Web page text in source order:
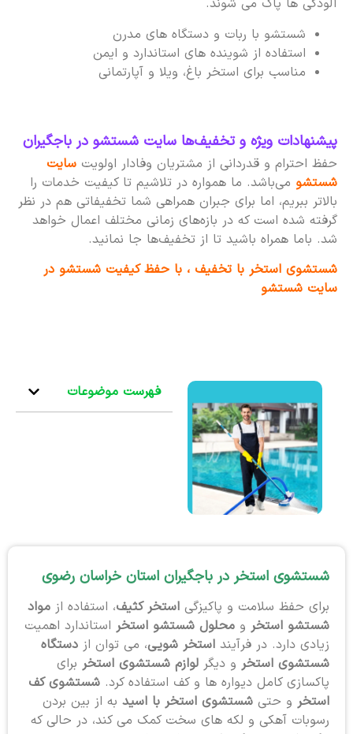
آلودگی ها پاک می شوند.
شستشو با ربات و دستگاه های مدرن
استفاده از شوینده های استاندارد و ایمن
مناسب برای استخر باغ، ویلا و آپارتمانی
پیشنهادات ویژه و تخفیف‌ها سایت شستشو در باجگیران
حفظ احترام و قدردانی از مشتریان وفادار اولویت سایت
شستشومی‌باشد. ما همواره در تلاشیم تا کیفیت خدمات را
بالاتر ببریم، اما برای جبران همراهی شما تخفیفاتی هم در نظر
گرفته شده است که در بازه‌های زمانی مختلف اعمال خواهد
شد. باما همراه باشید تا از تخفیف‌ها جا نمانید.
شستشوی استخر با تخفیف ، با حفظ کیفیت شستشو در
سایت شستشو
فهرست موضوعات
شستشوی استخر در باجگیران استان خراسان رضوی
برای حفظ سلامت و پاکیزگی استخر کثیف، استفاده از مواد
شستشو استخرو محلول شستشو استخراستاندارد اهمیت
زیادی دارد. در فرآیند استخر شویی، می توان از دستگاه
شستشوی استخرو دیگر لوازم شستشوی استخربرای
پاکسازی کامل دیواره ها و کف استفاده کرد. شستشوی کف
استخرو حتی شستشوی استخر با اسیدبه از بین بردن
رسوبات آهکی و لکه های سخت کمک می کند، در حالی که